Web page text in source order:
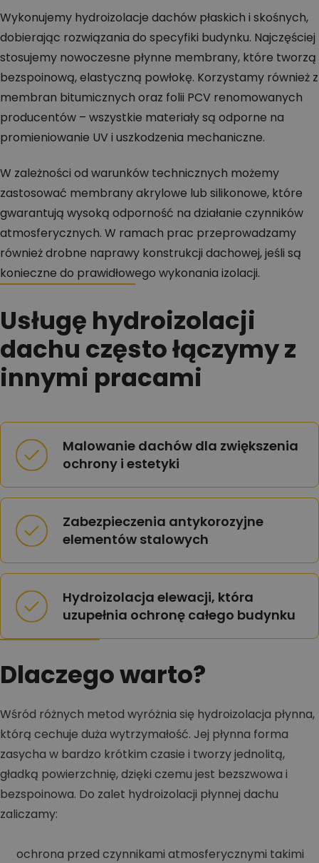
Wykonujemy hydroizolacje dachów płaskich i skośnych,
dobierając rozwiązania do specyfiki budynku. Najczęściej
stosujemy nowoczesne płynne membrany, które tworzą
bezspoinową, elastyczną powłokę. Korzystamy również z
membran bitumicznych oraz folii PCV renomowanych
producentów – wszystkie materiały są odporne na
promieniowanie UV i uszkodzenia mechaniczne.
W zależności od warunków technicznych możemy
zastosować membrany akrylowe lub silikonowe, które
gwarantują wysoką odporność na działanie czynników
atmosferycznych. W ramach prac przeprowadzamy
również drobne naprawy konstrukcji dachowej, jeśli są
konieczne do prawidłowego wykonania izolacji.
Usługę hydroizolacji
dachu często łączymy z
innymi pracami
Malowanie dachów dla zwiększenia
ochrony i estetyki
Zabezpieczenia antykorozyjne
elementów stalowych
Hydroizolacja elewacji, która
uzupełnia ochronę całego budynku
Dlaczego warto?
Wśród różnych metod wyróżnia się hydroizolacja płynna,
którą cechuje duża wytrzymałość. Jej płynna forma
zasycha w bardzo krótkim czasie i tworzy jednolitą,
gładką powierzchnię, dzięki czemu jest bezszwowa i
bezspoinowa. Do zalet hydroizolacji płynnej dachu
zaliczamy:
ochrona przed czynnikami atmosferycznymi takimi